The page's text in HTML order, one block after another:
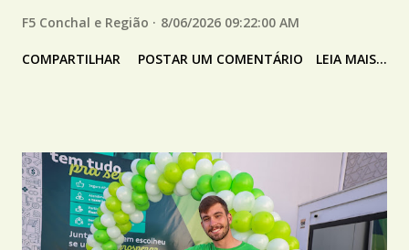
F5 Conchal e Região 8/06/2026 09:22:00 AM
COMPARTILHAR POSTAR UM COMENTÁRIO LEIA MAIS...